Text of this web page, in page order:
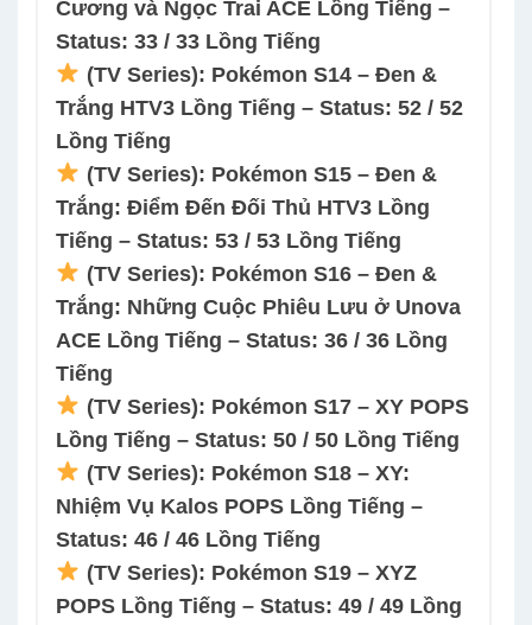
Cương và Ngọc Trai ACE Lồng Tiếng –
Status: 33 / 33 Lồng Tiếng
(TV Series): Pokémon S14 – Đen &
Trắng HTV3 Lồng Tiếng – Status: 52 / 52
Lồng Tiếng
(TV Series): Pokémon S15 – Đen &
Trắng: Điểm Đến Đối Thủ HTV3 Lồng
Tiếng – Status: 53 / 53 Lồng Tiếng
(TV Series): Pokémon S16 – Đen &
Trắng: Những Cuộc Phiêu Lưu ở Unova
ACE Lồng Tiếng – Status: 36 / 36 Lồng
Tiếng
(TV Series): Pokémon S17 – XY POPS
Lồng Tiếng – Status: 50 / 50 Lồng Tiếng
(TV Series): Pokémon S18 – XY:
Nhiệm Vụ Kalos POPS Lồng Tiếng –
Status: 46 / 46 Lồng Tiếng
(TV Series): Pokémon S19 – XYZ
POPS Lồng Tiếng – Status: 49 / 49 Lồng